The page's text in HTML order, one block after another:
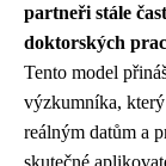
partneři stále
doktorských
Tento model
výzkumníka,
reálným datům a
skutečné